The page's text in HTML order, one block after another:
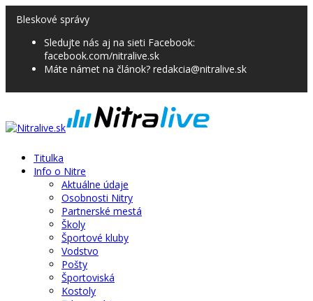
Bleskové správy
Sledujte nás aj na sieti Facebook:
facebook.com/nitralive.sk
Máte námet na článok? redakcia@nitralive.sk
Titulka
Info o Nitre
Aktuálne údaje
Osobnosti Nitry
Partnerské mestá
Školy
Športové kluby
Vodstvo
Pošty
Športoviská
Kostoly